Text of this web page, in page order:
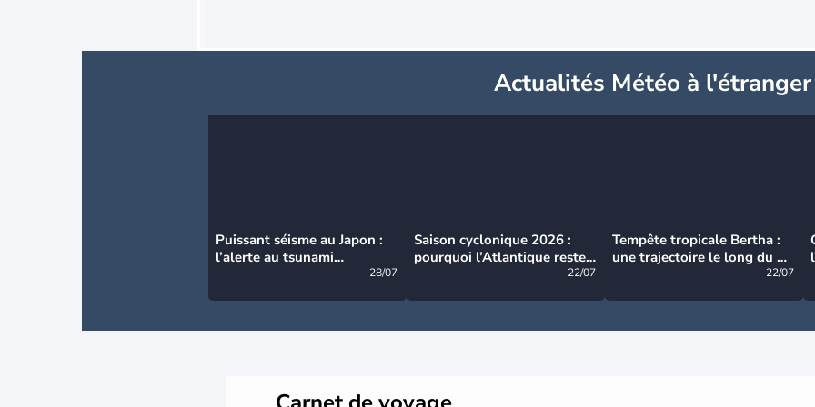
Actualités Météo à l'étranger
Puissant séisme au Japon :
l’alerte au tsunami
28/07
Saison cyclonique 2026 :
pourquoi l’Atlantique reste
22/07
Tempête tropicale Bertha :
une trajectoire le long du du
22/07